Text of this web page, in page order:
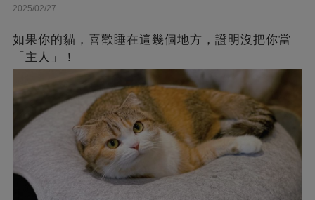
2025/02/27
如果你的貓，喜歡睡在這幾個地方，證明沒把你當
「主人」！